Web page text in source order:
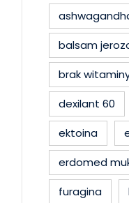
balsam
brak
dexilant 60
ektoina
erdomed
furagina